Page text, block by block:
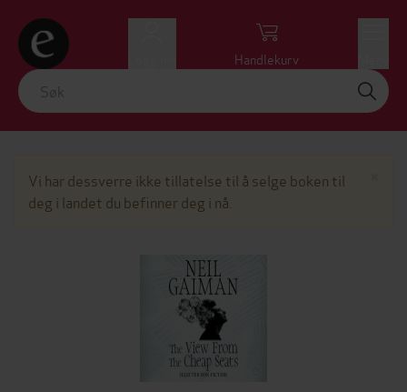
Handlekurv
Vi har dessverre ikke tillatelse til å selge boken til
deg i landet du befinner deg i nå.